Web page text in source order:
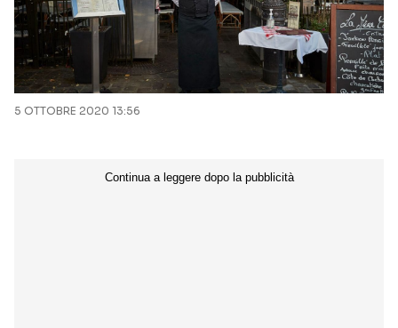
5 OTTOBRE 2020 13:56